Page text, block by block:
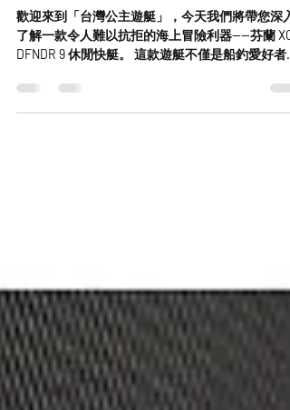
XO DFNDR 9 休閒快艇
歡迎來到「台灣公主遊艇」，今天我們將帶您深入
了解一款令人難以抗拒的海上冒險利器——芬蘭 XO
DFNDR 9 休閒快艇。 這款遊艇不僅是船釣愛好者